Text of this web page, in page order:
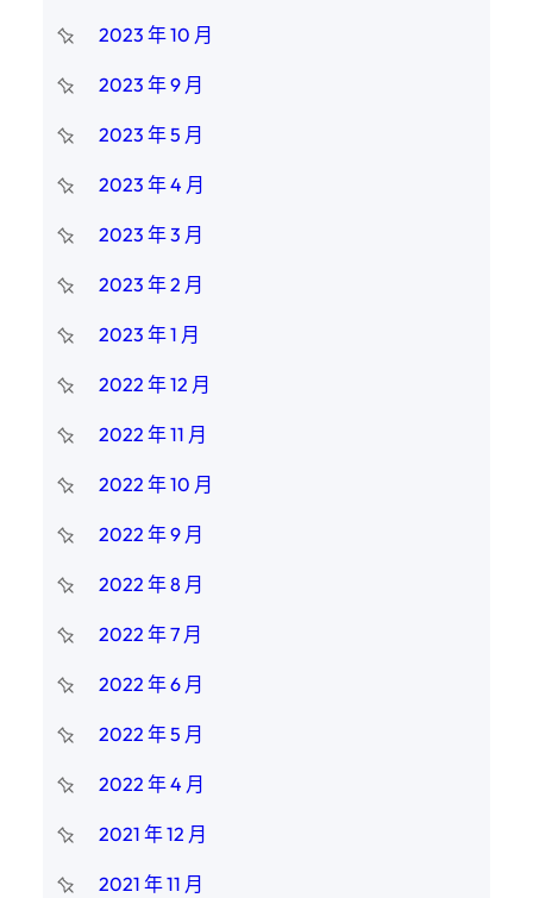
2023 年 10 月
2023 年 9 月
2023 年 5 月
2023 年 4 月
2023 年 3 月
2023 年 2 月
2023 年 1 月
2022 年 12 月
2022 年 11 月
2022 年 10 月
2022 年 9 月
2022 年 8 月
2022 年 7 月
2022 年 6 月
2022 年 5 月
2022 年 4 月
2021 年 12 月
2021 年 11 月